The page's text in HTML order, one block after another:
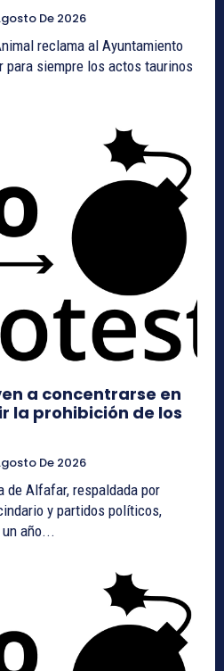
De 2026
reclama al Ayuntamiento
para siempre los actos taurinos
a concentrarse en
la prohibición de los
De 2026
de Alfafar, respaldada por
y partidos políticos,
año...